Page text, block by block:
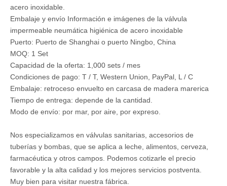
acero inoxidable.
Embalaje y envío Información e imágenes de la válvula
impermeable neumática higiénica de acero inoxidable
Puerto: Puerto de Shanghai o puerto Ningbo, China
MOQ: 1 Set
Capacidad de la oferta: 1,000 sets / mes
Condiciones de pago: T / T, Western Union, PayPal, L / C
Embalaje: retroceso envuelto en carcasa de madera marerica
Tiempo de entrega: depende de la cantidad.
Modo de envío: por mar, por aire, por expreso.
Nos especializamos en válvulas sanitarias, accesorios de
tuberías y bombas, que se aplica a leche, alimentos, cerveza,
farmacéutica y otros campos. Podemos cotizarle el precio
favorable y la alta calidad y los mejores servicios postventa.
Muy bien para visitar nuestra fábrica.